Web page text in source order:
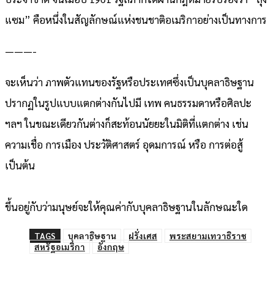
แซม” คือหนึ่งในสัญลักษณ์แห่งชนชาติอเมริกาอย่างเป็นทางการ
———-
จะเห็นว่า ภาพตัวแทนของรัฐหรือประเทศซึ่งเป็นบุคลาธิษฐาน
ปรากฏในรูปแบบแตกต่างกันไปมี เทพ คนธรรมดาหรือศิลปะ
ฯลฯ ในขณะเดียวกันต่างก็สะท้อนนัยยะในมิติที่แตกต่าง เช่น
ความเชื่อ การเมือง ประวัติศาสตร์ อุดมการณ์ หรือ การต่อสู้
เป็นต้น
ขึ้นอยู่กับว่ามนุษย์จะให้คุณค่ากับบุคลาธิษฐานในลักษณะใด
TAGS บุคลาธิษฐาน ฝรั่งเศส
พระสยามเทวาธิราช
สหรัฐอเมริกา
อังกฤษ